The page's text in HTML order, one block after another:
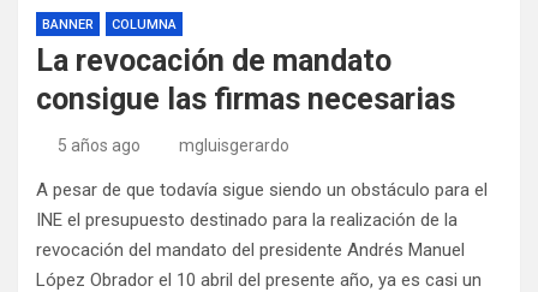
BANNER COLUMNA
La revocación de mandato
consigue las firmas necesarias
5 años ago mgluisgerardo
A pesar de que todavía sigue siendo un obstáculo para el
INE el presupuesto destinado para la realización de la
revocación del mandato del presidente Andrés Manuel
López Obrador el 10 abril del presente año, ya es casi un